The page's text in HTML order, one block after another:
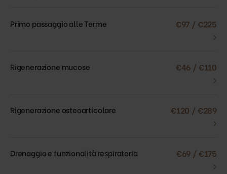
Primo passaggio alle Terme €97 / €225
›
Rigenerazione mucose €46 / €110
›
Rigenerazione osteoarticolare €120 / €289
›
Drenaggio e funzionalità respiratoria €69 / €175
›